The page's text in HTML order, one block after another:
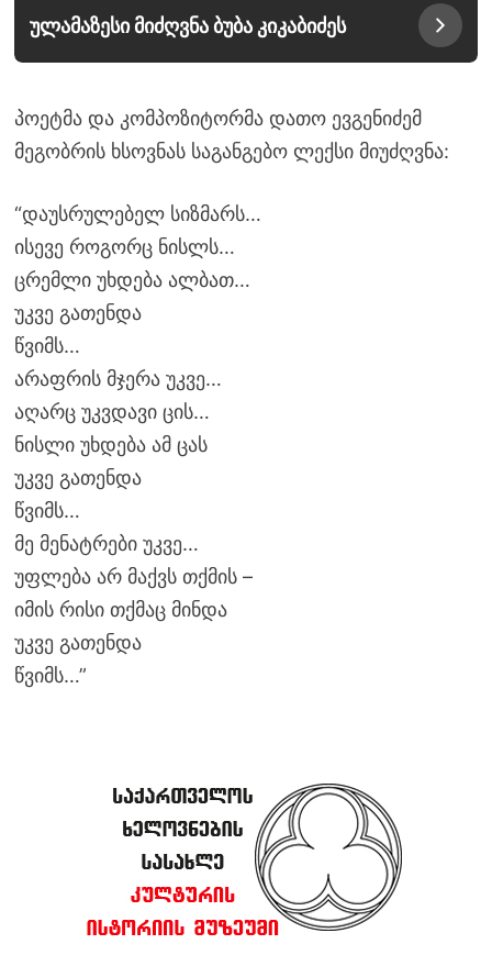
ულამაზესი მიძღვნა ბუბა კიკაბიძეს
პოეტმა და კომპოზიტორმა დათო ევგენიძემ
მეგობრის ხსოვნას საგანგებო ლექსი მიუძღვნა:
“დაუსრულებელ სიზმარს…
ისევე როგორც ნისლს…
ცრემლი უხდება ალბათ…
უკვე გათენდა
წვიმს…
არაფრის მჯერა უკვე…
აღარც უკვდავი ცის…
ნისლი უხდება ამ ცას
უკვე გათენდა
წვიმს…
მე მენატრები უკვე…
უფლება არ მაქვს თქმის –
იმის რისი თქმაც მინდა
უკვე გათენდა
წვიმს…”